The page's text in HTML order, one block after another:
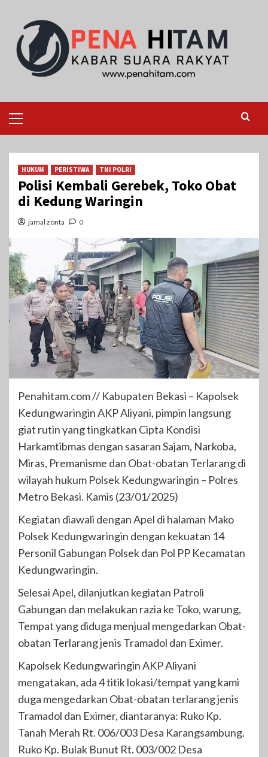
content
Menu
HUKUM PERISTIWA TNI POLRI
Polisi Kembali Gerebek, Toko Obat
di Kedung Waringin
jamal zonta 0
Penahitam.com // Kabupaten Bekasi – Kapolsek
Kedungwaringin AKP Aliyani, pimpin langsung
giat rutin yang tingkatkan Cipta Kondisi
Harkamtibmas dengan sasaran Sajam, Narkoba,
Miras, Premanisme dan Obat-obatan Terlarang di
wilayah hukum Polsek Kedungwaringin – Polres
Metro Bekasi. Kamis (23/01/2025)
Kegiatan diawali dengan Apel di halaman Mako
Polsek Kedungwaringin dengan kekuatan 14
Personil Gabungan Polsek dan Pol PP Kecamatan
Kedungwaringin.
Selesai Apel, dilanjutkan kegiatan Patroli
Gabungan dan melakukan razia ke Toko, warung,
Tempat yang diduga menjual mengedarkan Obat-
obatan Terlarang jenis Tramadol dan Eximer.
Kapolsek Kedungwaringin AKP Aliyani
mengatakan, ada 4 titik lokasi/tempat yang kami
duga mengedarkan Obat-obatan terlarang jenis
Tramadol dan Eximer, diantaranya: Ruko Kp.
Tanah Merah Rt. 006/003 Desa Karangsambung.
Ruko Kp. Bulak Bunut Rt. 003/002 Desa